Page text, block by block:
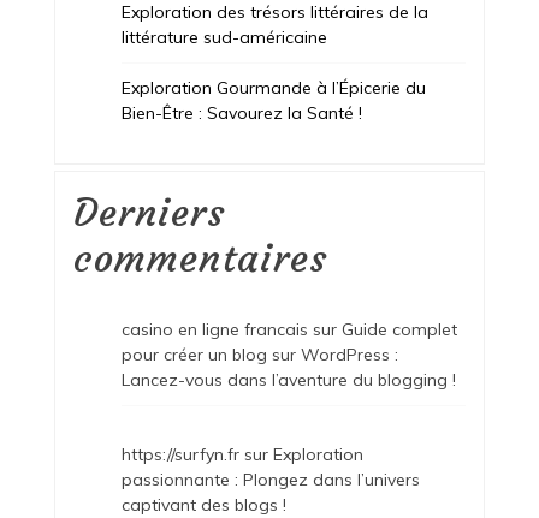
Exploration des trésors littéraires de la
littérature sud-américaine
Exploration Gourmande à l’Épicerie du
Bien-Être : Savourez la Santé !
Derniers
commentaires
casino en ligne francais sur Guide complet
pour créer un blog sur WordPress :
Lancez-vous dans l’aventure du blogging !
https://surfyn.frsur Exploration
passionnante : Plongez dans l’univers
captivant des blogs !